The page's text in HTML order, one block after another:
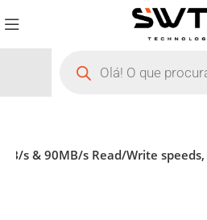
s & 90MB/s Read/Write speeds,